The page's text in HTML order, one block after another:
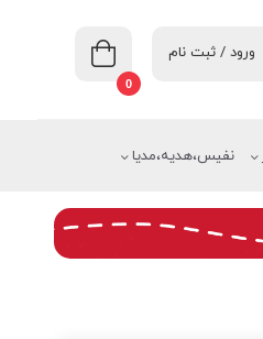
0
ورود / ثبت نام
نفیس،هدیه،مدیا